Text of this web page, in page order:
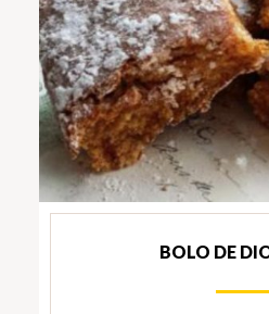
BOLO DE